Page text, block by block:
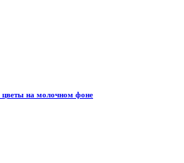
цветы на молочном фоне